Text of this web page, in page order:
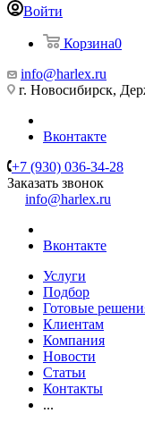
Войти
Корзина0
info@harlex.ru
г. Новосибирск,
Вконтакте
+7 (930) 036-34-28
Заказать звонок
info@harlex.ru
Вконтакте
Услуги
Подбор
Готовые
Клиентам
Компания
Новости
Статьи
Контакты
...